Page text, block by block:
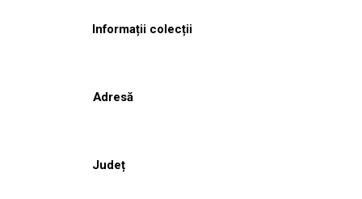
Informații colecții
Adresă
Județ